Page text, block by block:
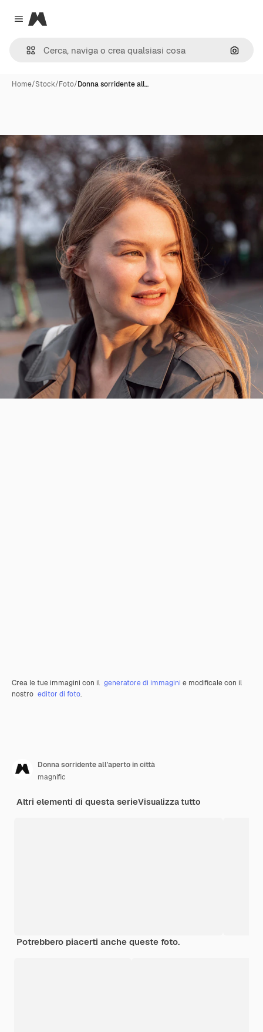
Close menu
Magnific
Cerca
Home/Stock/Foto/Donna sorridente all…
Crea le tue immagini con il generatore di immagini e modificale con il
nostro editor di foto.
Donna sorridente all'aperto in città
magnific
Altri elementi di questa serieVisualizza tutto
Potrebbero piacerti anche queste foto.